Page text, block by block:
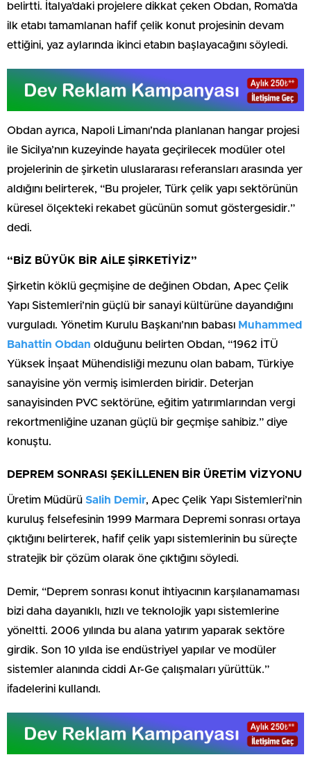
belirtti. İtalya’daki projelere dikkat çeken Obdan, Roma’da
ilk etabı tamamlanan hafif çelik konut projesinin devam
ettiğini, yaz aylarında ikinci etabın başlayacağını söyledi.
Obdan ayrıca, Napoli Limanı’nda planlanan hangar projesi
ile Sicilya’nın kuzeyinde hayata geçirilecek modüler otel
projelerinin de şirketin uluslararası referansları arasında yer
aldığını belirterek, “Bu projeler, Türk çelik yapı sektörünün
küresel ölçekteki rekabet gücünün somut göstergesidir.”
dedi.
“BİZ BÜYÜK BİR AİLE ŞİRKETİYİZ”
Şirketin köklü geçmişine de değinen Obdan, Apec Çelik
Yapı Sistemleri’nin güçlü bir sanayi kültürüne dayandığını
vurguladı. Yönetim Kurulu Başkanı’nın babası Muhammed
Bahattin Obdan olduğunu belirten Obdan, “1962 İTÜ
Yüksek İnşaat Mühendisliği mezunu olan babam, Türkiye
sanayisine yön vermiş isimlerden biridir. Deterjan
sanayisinden PVC sektörüne, eğitim yatırımlarından vergi
rekortmenliğine uzanan güçlü bir geçmişe sahibiz.” diye
konuştu.
DEPREM SONRASI ŞEKİLLENEN BİR ÜRETİM VİZYONU
Üretim Müdürü Salih Demir, Apec Çelik Yapı Sistemleri’nin
kuruluş felsefesinin 1999 Marmara Depremi sonrası ortaya
çıktığını belirterek, hafif çelik yapı sistemlerinin bu süreçte
stratejik bir çözüm olarak öne çıktığını söyledi.
Demir, “Deprem sonrası konut ihtiyacının karşılanamaması
bizi daha dayanıklı, hızlı ve teknolojik yapı sistemlerine
yöneltti. 2006 yılında bu alana yatırım yaparak sektöre
girdik. Son 10 yılda ise endüstriyel yapılar ve modüler
sistemler alanında ciddi Ar-Ge çalışmaları yürüttük.”
ifadelerini kullandı.